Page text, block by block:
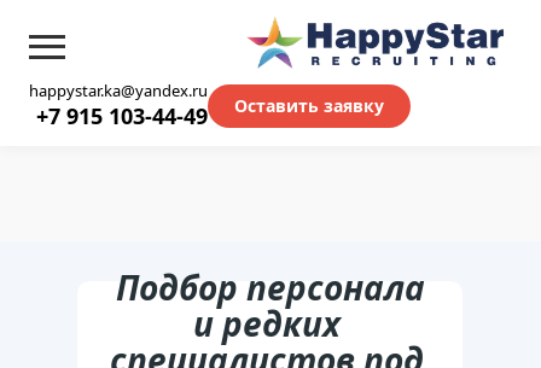
Подбор персонала
и редких
happystar.ka@yandex.ru
+7 915 103-44-49 Оставить заявку